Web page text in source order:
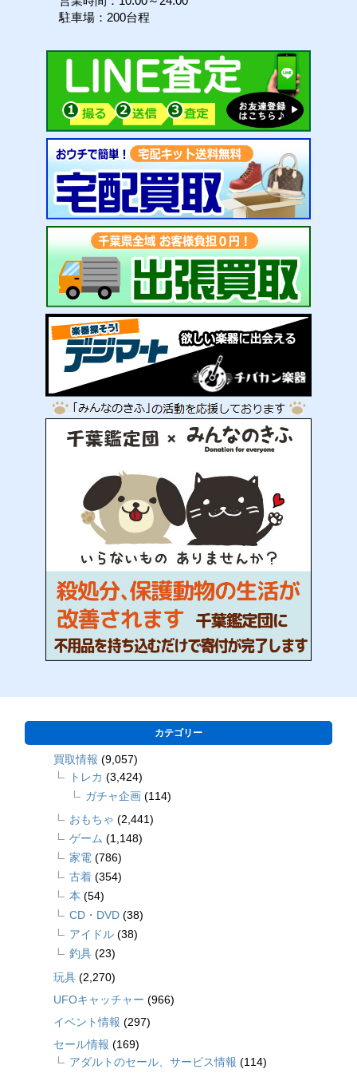
駐車場：200台程
カテゴリー
買取情報 (9,057)
トレカ (3,424)
ガチャ企画 (114)
おもちゃ (2,441)
ゲーム (1,148)
家電 (786)
古着 (354)
本 (54)
CD・DVD (38)
アイドル (38)
釣具 (23)
玩具 (2,270)
UFOキャッチャー (966)
イベント情報 (297)
セール情報 (169)
アダルトのセール、サービス情報 (114)